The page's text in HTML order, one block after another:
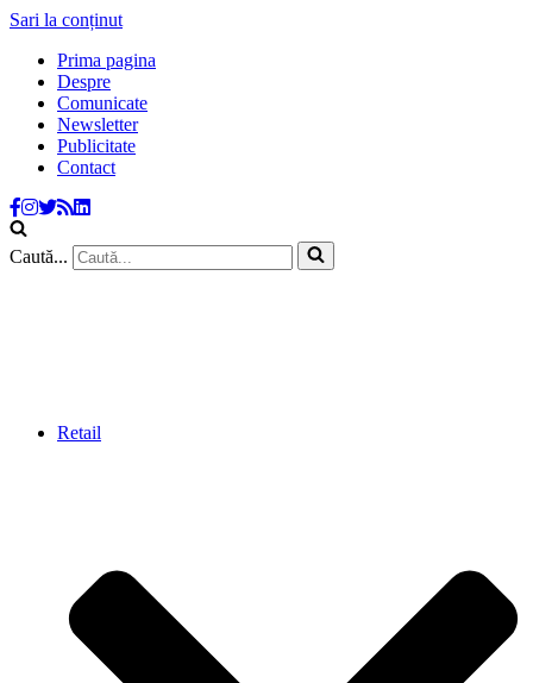
Sari la conținut
Prima pagina
Despre
Comunicate
Newsletter
Publicitate
Contact
Caută...
Retail